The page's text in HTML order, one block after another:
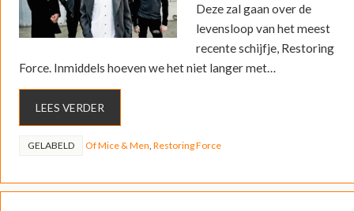
Deze zal gaan over de
levensloop van het meest
recente schijfje, Restoring
Force. Inmiddels hoeven we het niet langer met…
LEES VERDER
GELABELD Of Mice & Men Restoring Force